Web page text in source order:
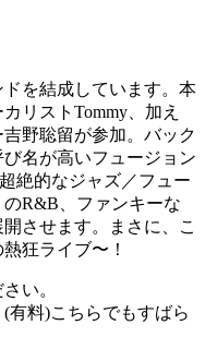
を結成しています。本
リストTommy、加え
野聡留が参加。バック
名が高いフュージョン
絶的なジャズ／フュー
R&B、ファンキーな
させます。まさに、こ
狂ライブ〜！
い。
有料)こちらでもすばら